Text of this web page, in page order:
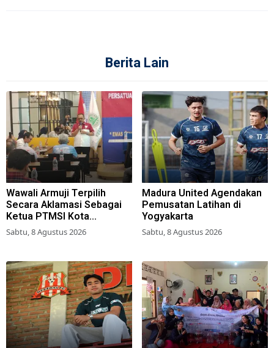
Berita Lain
Wawali Armuji Terpilih
Secara Aklamasi Sebagai
Ketua PTMSI Kota
Surabaya
Sabtu, 8 Agustus 2026
Madura United Agendakan
Pemusatan Latihan di
Yogyakarta
Sabtu, 8 Agustus 2026